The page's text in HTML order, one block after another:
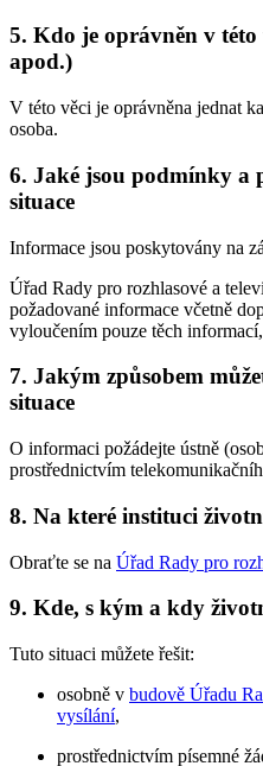
5. Kdo je oprávněn v
apod.)
V této věci je oprávněna jednat
osoba.
6. Jaké jsou podmínky a
situace
Informace jsou poskytovány na
Úřad Rady pro rozhlasové a
požadované informace včetně
vyloučením pouze těch
7. Jakým způsobem
situace
O informaci požádejte ústně
prostřednictvím
8. Na které instituci
Obraťte se na Úřad Rady pro
9. Kde, s kým a kdy
Tuto situaci můžete řešit:
osobně v budově Úřadu
vysílání,
prostřednictvím písemné